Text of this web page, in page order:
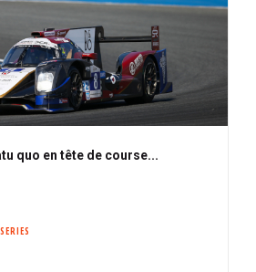
quo en tête de course...